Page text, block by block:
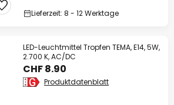
Lieferzeit: 8 - 12 Werktage
LED-Leuchtmittel Tropfen TEMA, E14, 5W,
2.700 K, AC/DC
CHF 8.90
Produktdatenblatt